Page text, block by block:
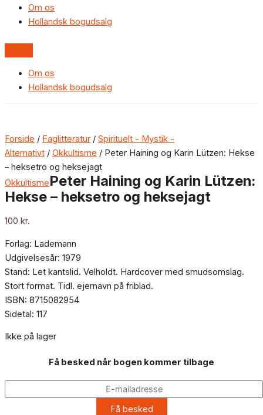
Om os
Hollandsk bogudsalg
Om os
Hollandsk bogudsalg
Forside / Faglitteratur / Spirituelt - Mystik -
Alternativt / Okkultisme / Peter Haining og Karin Lützen: Hekse
– heksetro og heksejagt
OkkultismePeter Haining og Karin Lützen:
Hekse – heksetro og heksejagt
100 kr.
Forlag: Lademann
Udgivelsesår: 1979
Stand: Let kantslid. Velholdt. Hardcover med smudsomslag.
Stort format. Tidl. ejernavn på friblad.
ISBN: 8715082954
Sidetal: 117
Ikke på lager
Få besked når bogen kommer tilbage